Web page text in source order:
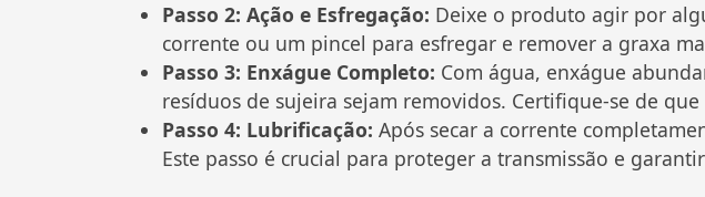
Passo 2: Ação e Esfregação: Deixe o produto agir por
corrente ou um pincel para esfregar e remover a graxa
Passo 3: Enxágue Completo: Com água, enxágue
resíduos de sujeira sejam removidos. Certifique-se de
Passo 4: Lubrificação: Após secar a corrente
Este passo é crucial para proteger a transmissão e